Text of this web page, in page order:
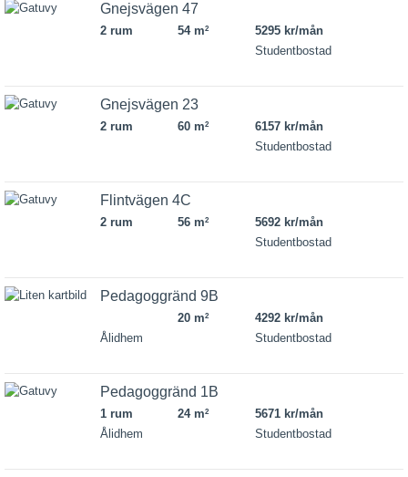
Gnejsvägen 47
2 rum 54 m2
5295 kr/mån
Studentbostad
Gnejsvägen 23
2 rum 60 m2
6157 kr/mån
Studentbostad
Flintvägen 4C
2 rum 56 m2
5692 kr/mån
Studentbostad
Pedagoggränd 9B
20 m2
4292 kr/mån
Ålidhem
Studentbostad
Pedagoggränd 1B
1 rum 24 m2
5671 kr/mån
Ålidhem
Studentbostad